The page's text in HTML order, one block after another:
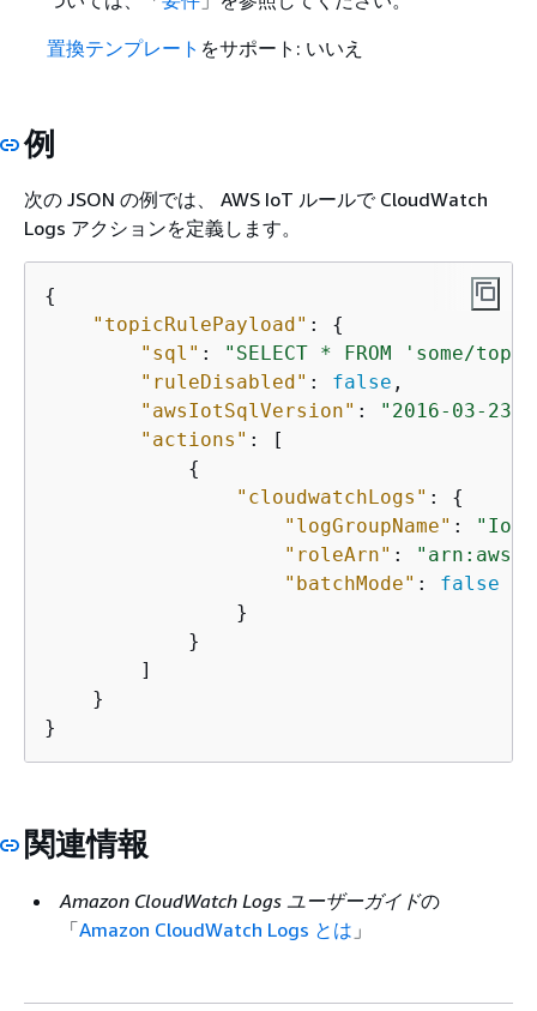
置換テンプレート をサポート: いいえ
例
次の JSON の例では、 AWS IoT ルールで CloudWatch
Logs アクションを定義します。
{
"topicRulePayload" : {
"sql" :
"SELECT * FROM 'some/
"ruleDisabled" : false ,
"awsIotSqlVersion" : "2016-03-23"
"actions" : [
{
"cloudwatchLogs" : {
"logGroupName" :
"roleArn" :
"batchMode" : false
                }
            }
        ]
    }
}
関連情報
Amazon CloudWatch Logs ユーザーガイドの
「Amazon CloudWatch Logs とは 」